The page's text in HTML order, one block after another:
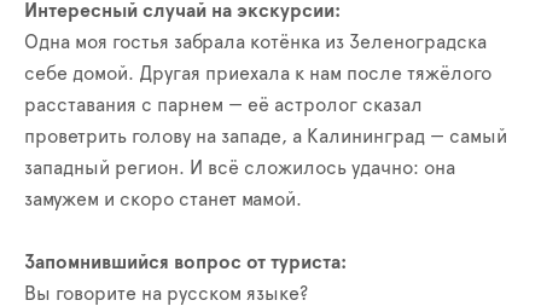
Интересный случай на экскурсии:
Одна моя гостья забрала котёнка из Зеленоградска
себе домой. Другая приехала к нам после тяжёлого
расставания с парнем — её астролог сказал
проветрить голову на западе, а Калининград — самый
западный регион. И всё сложилось удачно: она
замужем и скоро станет мамой.
Запомнившийся вопрос от туриста:
Вы говорите на русском языке?